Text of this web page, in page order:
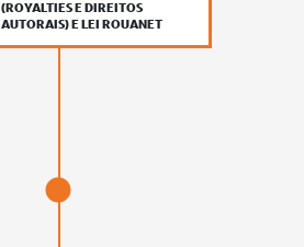
(ROYALTIES E DIREITOS
AUTORAIS) E LEI ROUANET